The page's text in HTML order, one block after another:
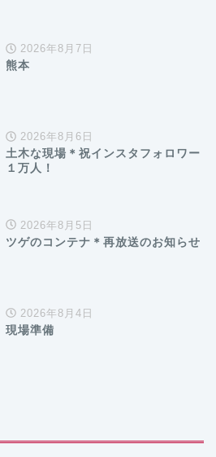
2026年8月7日
熊本
2026年8月6日
土木な現場＊祝インスタフォロワー
１万人！
2026年8月5日
ツゲのコンテナ＊再放送のお知らせ
2026年8月4日
現場準備